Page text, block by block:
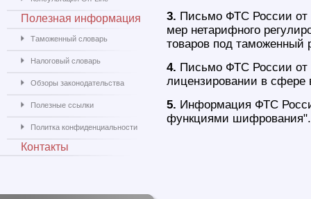
3. Письмо ФТС России от
мер нетарифного
товаров под таможенный
4. Письмо ФТС России
лицензировании в сфере
5. Информация ФТС
функциями шифрования".
Полезная информация
Таможенный словарь
Налоговый словарь
Обзоры законодательства
Полезные ссылки
Политка конфиденциальности
Контакты